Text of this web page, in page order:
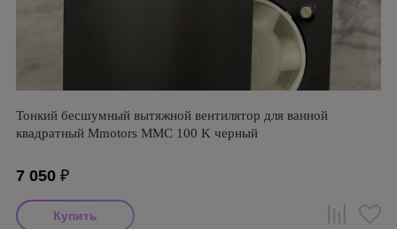
Тонкий бесшумный вытяжной вентилятор для ванной
квадратный Mmotors ММC 100 K черный
7 050 ₽